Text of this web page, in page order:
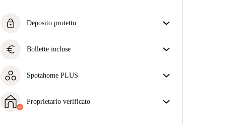
lock Deposito protetto
restituisce il deposito, lo faremo noi.
euro Bollette incluse
incluse, che coprono l'affitto e le utenze per
Spotahome PLUS
fornendo accesso agli standard di sicurezza più
elevati e un supporto aggiuntivo durante la
Proprietario verificato